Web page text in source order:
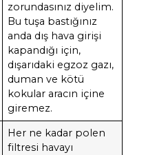
zorundasınız diyelim.
Bu tuşa bastığınız
anda dış hava girişi
kapandığı için,
dışarıdaki egzoz gazı,
duman ve kötü
kokular aracın içine
giremez.
Her ne kadar polen
filtresi havayı